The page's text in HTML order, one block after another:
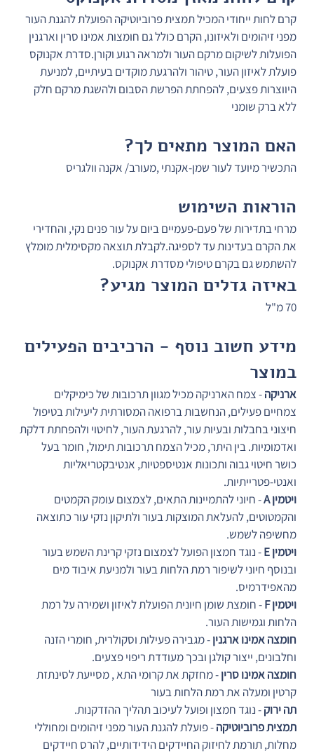
קרם לחות ייחודי המכיל תמצית פרוביוטיקה הפועלת להגנת העור
מפני זיהומים ולאיזונו, הקרם כולל גם חומצות אמינו סרין וארגנין
הפועלות לשיקום מרקם העור ולמראה רגוע וקורן.סדרת אקנוקס
פועלת לאיזון העור, טיהור ולהרגעת מוקדים בעיתיים, למניעת
היווצרות פצעים, להפחתת הפרשת הסבום ולהשגת מרקם חלק
ללא ברק שומני
האם המוצר מתאים לך?
התכשיר מיועד לעור שמן-אקנתי ,מעורב/ אקנה וולגריס
הוראות השימוש
מרחי בתדירות של פעם-פעמיים ביום על עור פנים נקי, והחדירי
את הקרם בעדינות עד לספיגה.לקבלת תוצאה מקסימלית מומלץ
להשתמש גם בקרם טיפולי מסדרת אקנוקס.
באיזה גדלים המוצר מגיע?
70 מ"ל
מידע חשוב נוסף - הרכיבים הפעילים
במוצר
ארניקה - צמח הארניקה מכיל מגוון תרכובות של כימיקלים
צמחיים פעילים, הנחשבות ברפואה המסורתית ליעילות בטיפול
חיצוני בחבלות ובעיות עור, להרגעת העור, לחיטוי ולהפחתת דלקת
ואדמומיות. בין היתר, מכיל הצמח תרכובות תימול, חומר בעל
כושר חיטוי גבוה ותכונות אנטיספטיות, אנטיבקטריאליות
ואנטי-פטרייתיות.
ויטמין A - חיוני להתמיינות התאים, לצמצום עומק הקמטים
והקמטוטים, להעלאת המוצקות בעור ולתיקון נזקי עור כתוצאה
מחשיפה לשמש.
ויטמין E
- נוגד חמצון הפועל לצמצום נזקי קרינת השמש בעור
ובנוסף חיוני לשיפור רמת הלחות בעור ולמניעת איבוד מים
מהאפידרמיס.
ויטמין F - חומצת שומן חיונית הפועלת לאיזון ושמירה על רמת
הלחות וגמישות העור.
חומצה אמינו ארגנין - מגבירה פעילות וסקולרית, חומרי הזנה
וחלבונים, ייצור קולגן ובכך מעודדת ריפוי פצעים.
חומצה אמינו סרין - מחזקת את קרומי התא , מסייעת לסינתזת
קרטין ומעלה את רמת הלחות בעור
תה ירוק - נוגד חמצון ופועל לעיכוב תהליך ההזדקנות.
תמצית פרוביוטיקה - פועלת להגנת העור מפני זיהומים ומחוללי
מחלות, תורמת לחיזוק החיידקים הידידותיים, להרס חיידקים